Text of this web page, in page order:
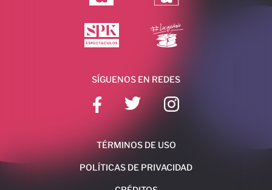
SÍGUENOS EN REDES
TÉRMINOS DE USO
POLÍTICAS DE PRIVACIDAD